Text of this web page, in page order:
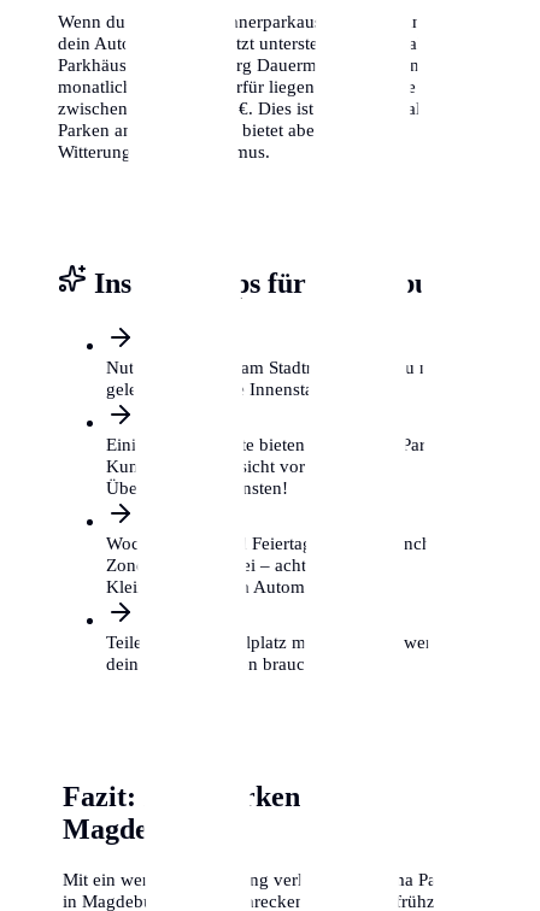
Wenn du keinen Bewohnerparkausweis bekommst oder
dein Auto lieber geschützt unterstellst, bieten zahlreiche
Parkhäuser in Magdeburg Dauermietverträge an. Die
monatlichen Kosten hierfür liegen je nach Lage
zwischen 80 € und 200 €. Dies ist zwar teurer als das
Parken am Straßenrand, bietet aber Schutz vor
Witterung und Vandalismus.
Insider-Tipps für Magdeburg
Nutze P+R Plätze am Stadtrand, wenn du nur
gelegentlich in die Innenstadt musst.
Einige Supermärkte bieten kostenloses Parken für
Kunden, aber Vorsicht vor privaten
Überwachungsdiensten!
Wochenenden und Feiertage sind in manchen
Zonen gebührenfrei – achte auf das
Kleingedruckte am Automaten.
Teile dir einen Stellplatz mit Nachbarn, wenn du
dein Auto nur selten brauchst.
Fazit: Klug parken in
Magdeburg
Mit ein wenig Vorbereitung verliert das Thema Parken
in Magdeburg seinen Schrecken. Beantrage frühzeitig